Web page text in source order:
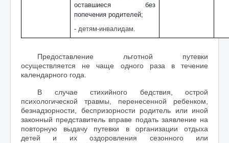
оставшиеся без
попечения родителей;
- детям-инвалидам.
Предоставление льготной путевки
осуществляется не чаще одного раза в течение
календарного года.
В случае стихийного бедствия, острой
психологической травмы, перенесенной ребенком,
безнадзорности, беспризорности родитель или иной
законный представитель вправе подать заявление на
повторную выдачу путевки в организации отдыха
детей и их оздоровления сезонного или